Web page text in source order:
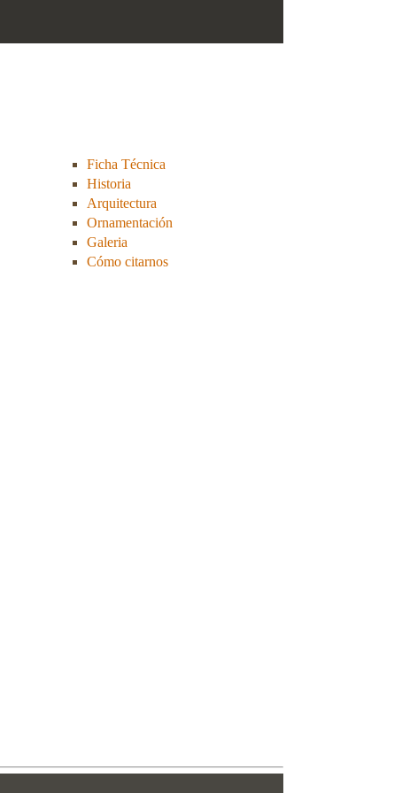
Ficha Técnica
Historia
Arquitectura
Ornamentación
Galeria
Cómo citarnos